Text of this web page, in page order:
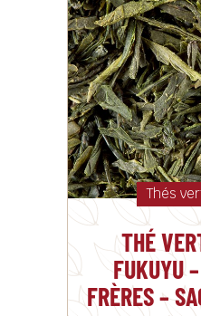
Thés
THÉ
FUKUYU
FRÈRES –